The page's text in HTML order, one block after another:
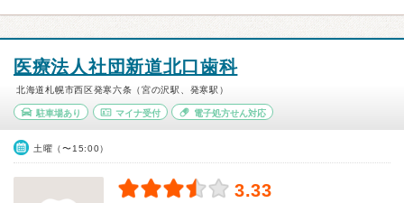
医療法人社団新道北口歯科
北海道札幌市西区発寒六条（宮の沢駅、発寒駅）
駐車場あり マイナ受付 電子処方せん対応
土曜（〜15:00）
3.33